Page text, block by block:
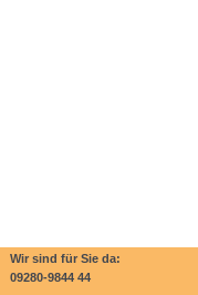
Wir sind für Sie da:
09280-9844 44